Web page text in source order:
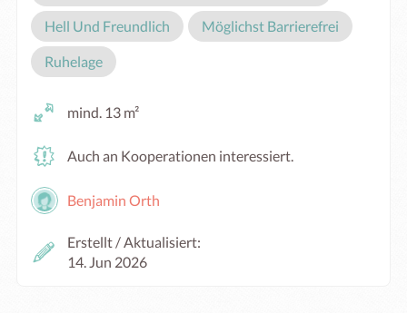
Hell Und Freundlich Möglichst Barrierefrei
Ruhelage
mind. 13 m²
Auch an Kooperationen interessiert.
Benjamin Orth
Erstellt / Aktualisiert:
14. Jun 2026